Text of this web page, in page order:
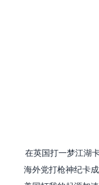
在英国打一梦江湖